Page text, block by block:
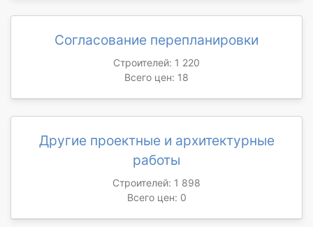
Согласование перепланировки
Строителей: 1 220
Всего цен: 18
Другие проектные и архитектурные
работы
Строителей: 1 898
Всего цен: 0